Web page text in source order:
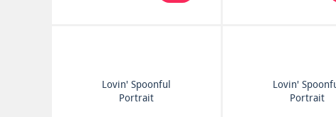
Lovin' Spoonful
Portrait
Lovin'
Portrait